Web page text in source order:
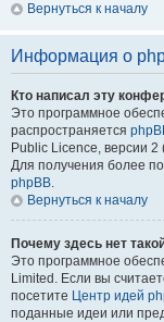
Вернуться к началу
Информация о
Кто написал эту
Это программное
распространяется
Public Licence, версии
Для получения более
phpBB.
Вернуться к началу
Почему здесь нет
Это программное
Limited. Если вы
посетите Центр идей
поданные идеи или